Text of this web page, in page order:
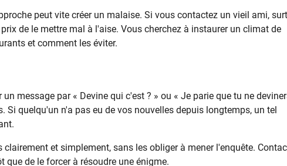
peut vite créer un malaise. Si vous contactez un vieil ami,
de le mettre mal à l'aise. Vous cherchez à instaurer un climat de
et comment les éviter.
message par « Devine qui c'est ? » ou « Je parie que tu ne
Si quelqu'un n'a pas eu de vos nouvelles depuis longtemps, un tel
et simplement, sans les obliger à mener l'enquête.
de le forcer à résoudre une énigme.